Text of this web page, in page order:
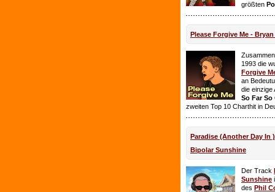
größten
Please Forgive Me -
1993 die
Forgive
an
die einzige
So Far So
zweiten Top 10 Charthit in
Paradise (Another Day In
Bipolar Sunshine
Der Track
Sunshine
des Phil